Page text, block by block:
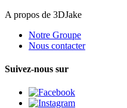
A propos de 3DJake
Notre Groupe
Nous contacter
Suivez-nous sur